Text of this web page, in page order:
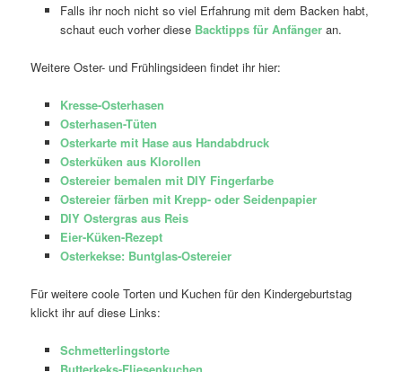
Falls ihr noch nicht so viel Erfahrung mit dem Backen habt,
schaut euch vorher diese Backtipps für Anfängeran.
Weitere Oster- und Frühlingsideen findet ihr hier:
Kresse-Osterhasen
Osterhasen-Tüten
Osterkarte mit Hase aus Handabdruck
Osterküken aus Klorollen
Ostereier bemalen mit DIY Fingerfarbe
Ostereier färben mit Krepp- oder Seidenpapier
DIY Ostergras aus Reis
Eier-Küken-Rezept
Osterkekse: Buntglas-Ostereier
Für weitere coole Torten und Kuchen für den Kindergeburtstag
klickt ihr auf diese Links:
Schmetterlingstorte